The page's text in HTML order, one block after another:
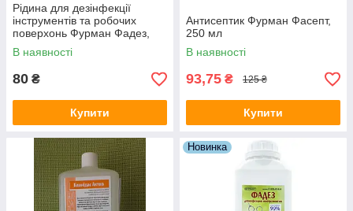
Рідина для дезінфекції
інструментів та робочих
поверхонь Фурман Фадез,
250 мл
В наявності
80 ₴
Купити
Антисептик Фурман Фасепт,
250 мл
В наявності
93,75 ₴ 125 ₴
Купити
Новинка